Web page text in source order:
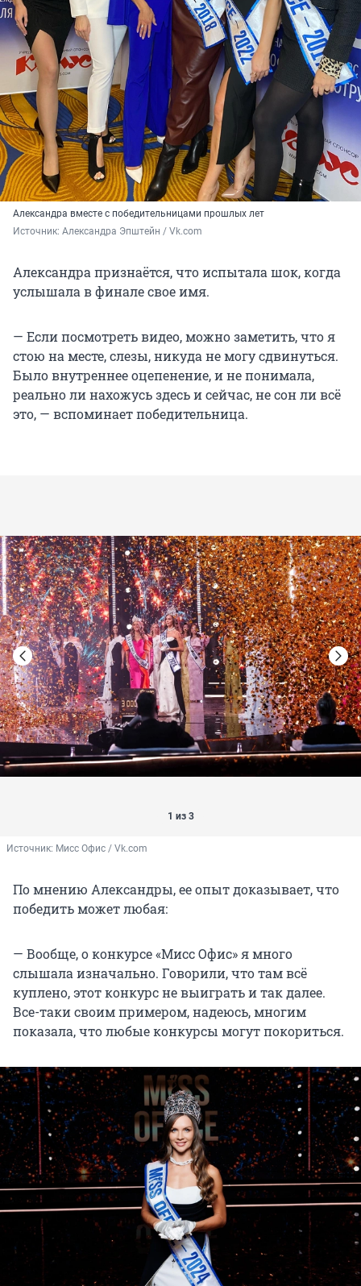
Александра вместе с победительницами прошлых лет
Источник: Александра Эпштейн / Vk.com
Александра признаётся, что испытала шок, когда
услышала в финале свое имя.
— Если посмотреть видео, можно заметить, что я
стою на месте, слезы, никуда не могу сдвинуться.
Было внутреннее оцепенение, и не понимала,
реально ли нахожусь здесь и сейчас, не сон ли всё
это, — вспоминает победительница.
1 из 3
Источник: Мисс Офис / Vk.com
По мнению Александры, ее опыт доказывает, что
победить может любая:
— Вообще, о конкурсе «Мисс Офис» я много
слышала изначально. Говорили, что там всё
куплено, этот конкурс не выиграть и так далее.
Все-таки своим примером, надеюсь, многим
показала, что любые конкурсы могут покориться.